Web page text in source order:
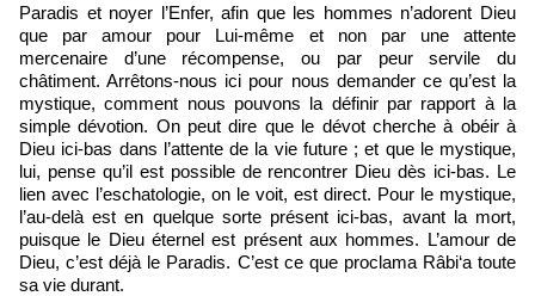
Paradis et noyer l’Enfer, afin que les hommes n’adorent Dieu
que par amour pour Lui-même et non par une attente
mercenaire d’une récompense, ou par peur servile du
châtiment. Arrêtons-nous ici pour nous demander ce qu’est la
mystique, comment nous pouvons la définir par rapport à la
simple dévotion. On peut dire que le dévot cherche à obéir à
Dieu ici-bas dans l’attente de la vie future ; et que le mystique,
lui, pense qu’il est possible de rencontrer Dieu dès ici-bas. Le
lien avec l’eschatologie, on le voit, est direct. Pour le mystique,
l’au-delà est en quelque sorte présent ici-bas, avant la mort,
puisque le Dieu éternel est présent aux hommes. L’amour de
Dieu, c’est déjà le Paradis. C’est ce que proclama Râbi‘a toute
sa vie durant.